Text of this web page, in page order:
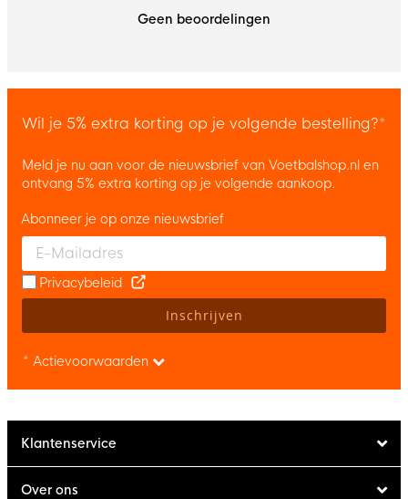
Geen beoordelingen
Wil je 5% extra korting op je volgende bestelling?*
Meld je nu aan voor de nieuwsbrief van Voetbalshop.nl en
ontvang 5% extra korting op je volgende aankoop.
Enter your email and accept the privacy policy to subscribe to
Abonneer je op onze nieuwsbrief
Privacybeleid
Inschrijven
* Actievoorwaarden
Klantenservice
Over ons